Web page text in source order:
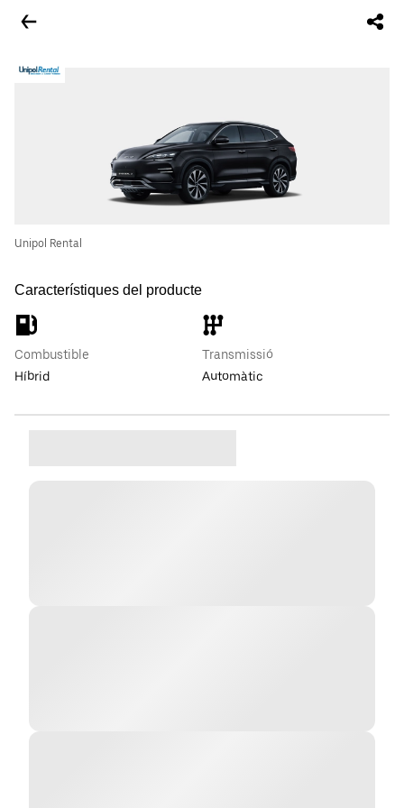
Unipol Rental
Característiques del producte
Combustible
Híbrid
Transmissió
Automàtic